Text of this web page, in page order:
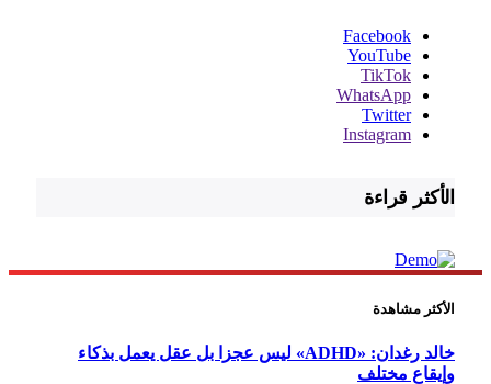
Facebook
YouTube
TikTok
WhatsApp
Twitter
Instagram
الأكثر قراءة
الأكثر مشاهدة
خالد رغدان: «ADHD» ليس عجزا بل عقل يعمل بذكاء
وإيقاع مختلف